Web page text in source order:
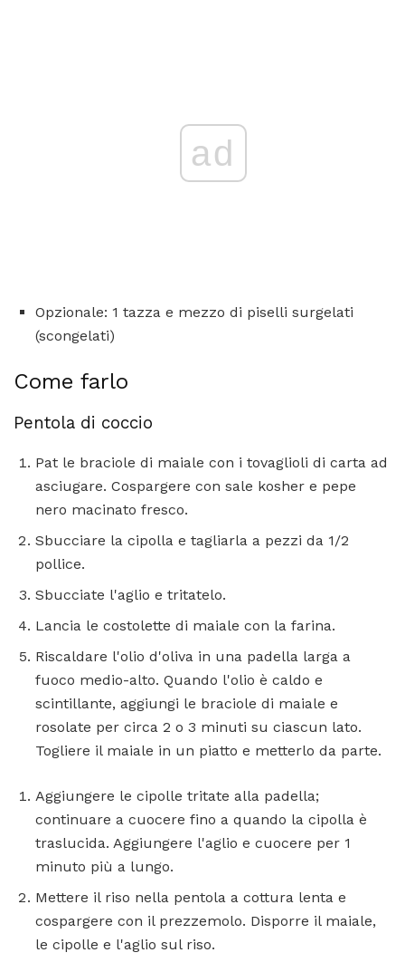
ad
Opzionale: 1 tazza e mezzo di piselli surgelati
(scongelati)
Come farlo
Pentola di coccio
Pat le braciole di maiale con i tovaglioli di carta ad
asciugare. Cospargere con sale kosher e pepe
nero macinato fresco.
Sbucciare la cipolla e tagliarla a pezzi da 1/2
pollice.
Sbucciate l'aglio e tritatelo.
Lancia le costolette di maiale con la farina.
Riscaldare l'olio d'oliva in una padella larga a
fuoco medio-alto. Quando l'olio è caldo e
scintillante, aggiungi le braciole di maiale e
rosolate per circa 2 o 3 minuti su ciascun lato.
Togliere il maiale in un piatto e metterlo da parte.
Aggiungere le cipolle tritate alla padella;
continuare a cuocere fino a quando la cipolla è
traslucida. Aggiungere l'aglio e cuocere per 1
minuto più a lungo.
Mettere il riso nella pentola a cottura lenta e
cospargere con il prezzemolo. Disporre il maiale,
le cipolle e l'aglio sul riso.